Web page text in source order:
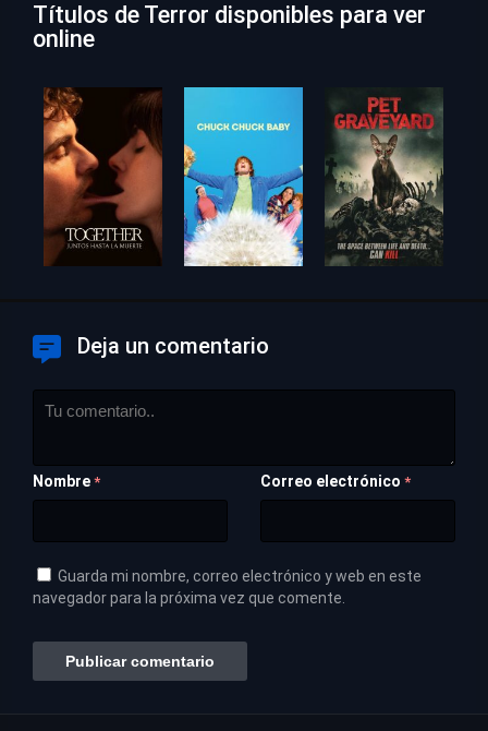
Títulos de Terror disponibles para ver
online
Deja un comentario
Nombre * Correo electrónico *
Guarda mi nombre, correo electrónico y web en este
navegador para la próxima vez que comente.